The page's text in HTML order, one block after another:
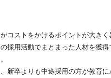
コストをかけるポイントが大きく
採用活動でまとまった人材を獲
新卒よりも中途採用の方が教育に